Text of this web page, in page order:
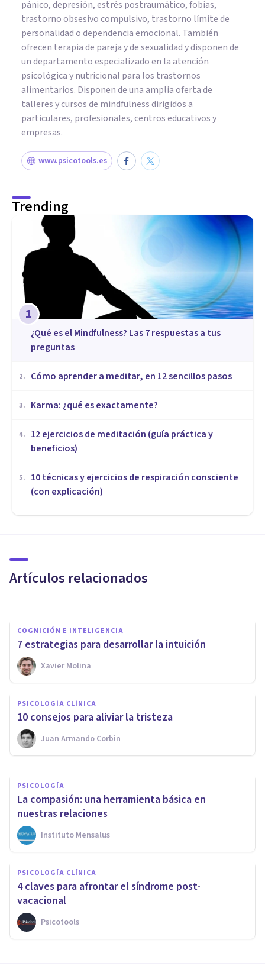
pánico, depresión, estrés postraumático, fobias,
trastorno obsesivo compulsivo, trastorno límite de
personalidad o dependencia emocional. También
ofrecen terapia de pareja y de sexualidad y disponen de
un departamento especializado en la atención
psicológica y nutricional para los trastornos
alimentarios. Disponen de una amplia oferta de
talleres y cursos de mindfulness dirigidos a
particulares, profesionales, centros educativos y
empresas.
www.psicotools.es
Trending
1
¿Qué es el Mindfulness? Las 7 respuestas a tus
preguntas
2. Cómo aprender a meditar, en 12 sencillos pasos
3. ​Karma: ¿qué es exactamente?
4.
12 ejercicios de meditación (guía práctica y
beneficios)
5.
10 técnicas y ejercicios de respiración consciente
(con explicación)
Artículos relacionados
El perdón: una de las mejores
felicidad
COGNICIÓN E INTELIGENCIA
7 estrategias para desarrollar la intuición
Xavier Molina
PSICOLOGÍA CLÍNICA
10 consejos para aliviar la tristeza
Juan Armando Corbin
PSICOLOGÍA
Cómo transformar nuestras
emociones
Sandra García Sánchez-Beato
PSICOLOGÍA
La compasión: una herramienta básica en
nuestras relaciones
Instituto Mensalus
PSICOLOGÍA CLÍNICA
4 claves para afrontar el síndrome post-
vacacional
Psicotools